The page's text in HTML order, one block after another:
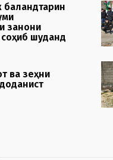
баландтарин
занони
шуданд
ва зеҳни